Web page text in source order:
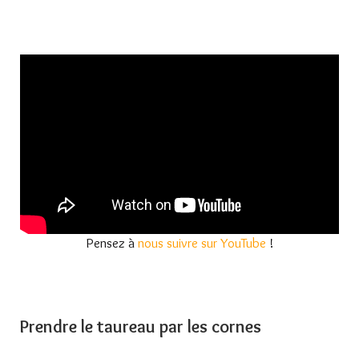
Pensez à nous suivre sur YouTube !
Prendre le taureau par les cornes